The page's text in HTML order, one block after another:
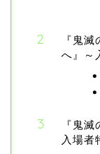
『鬼
へ』～
『鬼
入場者